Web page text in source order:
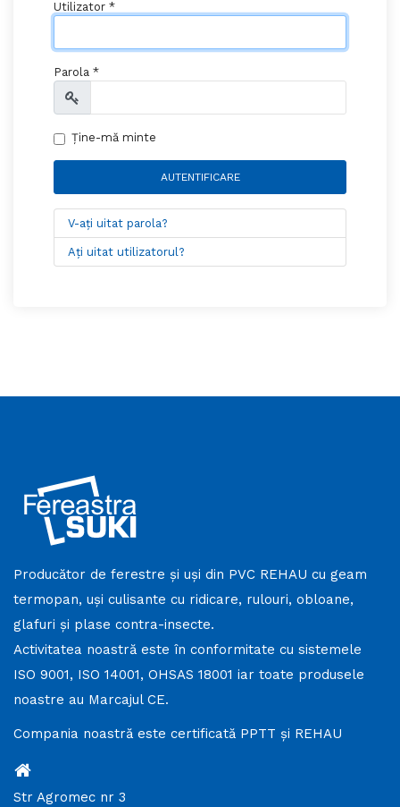
Utilizator *
Parola *
Arată
Ține-mă minte
AUTENTIFICARE
V-ați uitat parola?
Ați uitat utilizatorul?
Producător de ferestre și uși din PVC REHAU cu geam
termopan, uși culisante cu ridicare, rulouri, obloane,
glafuri și plase contra-insecte.
Activitatea noastră este în conformitate cu sistemele
ISO 9001, ISO 14001, OHSAS 18001 iar toate produsele
noastre au Marcajul CE.
Compania noastră este certificată PPTT și REHAU
Str Agromec nr 3